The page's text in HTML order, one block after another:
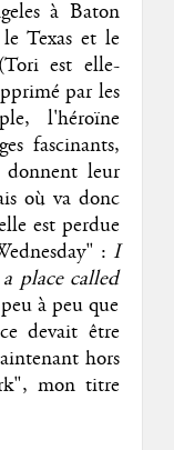
à Baton
Texas et le
est elle-
par les
l'héroïne
fascinants,
leur
où va donc
est perdue
: I
place called
à peu que
devait être
hors
mon titre